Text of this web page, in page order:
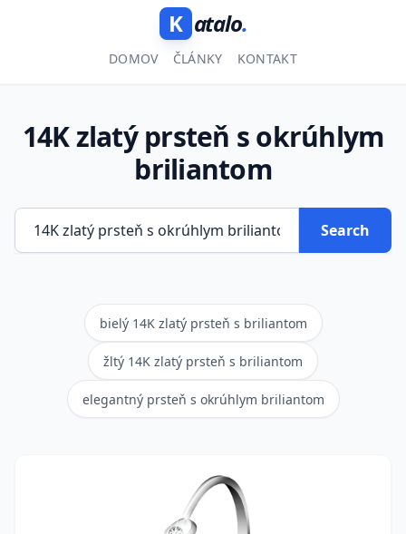
K atalo.
DOMOV ČLÁNKY KONTAKT
14K zlatý prsteň s okrúhlym
briliantom
Search
bielý 14K zlatý prsteň s briliantom
žltý 14K zlatý prsteň s briliantom
elegantný prsteň s okrúhlym briliantom